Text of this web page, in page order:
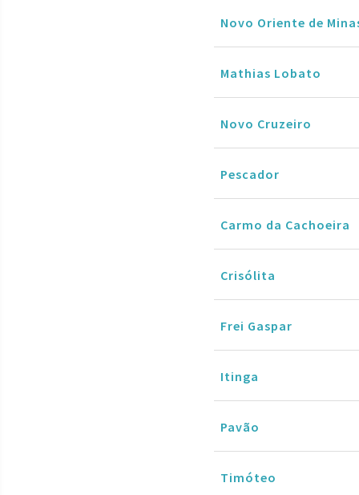
Novo Oriente de
Mathias Lobato
Novo Cruzeiro
Pescador
Carmo da Cachoeira
Crisólita
Frei Gaspar
Itinga
Pavão
Timóteo